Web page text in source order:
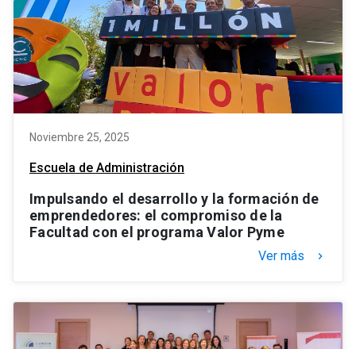
Noviembre 25, 2025
Escuela de Administración
Impulsando el desarrollo y la formación de
emprendedores: el compromiso de la
Facultad con el programa Valor Pyme
Ver más keyboard_arrow_right